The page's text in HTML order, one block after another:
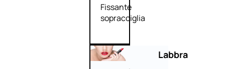
Fissante
sopracciglia
Labbra